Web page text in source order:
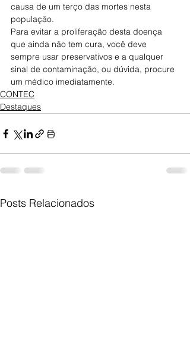
causa de um terço das mortes nesta
população.
Para evitar a proliferação desta doença
que ainda não tem cura, você deve
sempre usar preservativos e a qualquer
sinal de contaminação, ou dúvida, procure
um médico imediatamente.
CONTEC
Destaques
Posts Relacionados